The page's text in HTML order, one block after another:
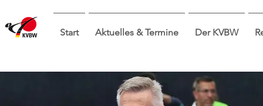
Start Aktuelles & Termine Der KVBW